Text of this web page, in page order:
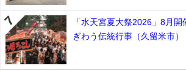
「水天宮夏大祭2026」8月
ぎわう伝統行事（久留米市